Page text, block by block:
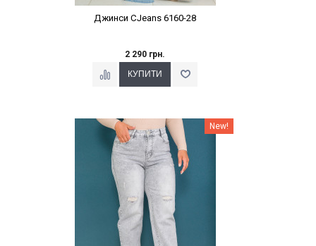
Джинси CJeans 6160-28
2 290 грн.
Наклейки Варіант з % New!